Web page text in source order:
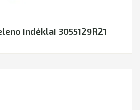
indėklai 3055129R21